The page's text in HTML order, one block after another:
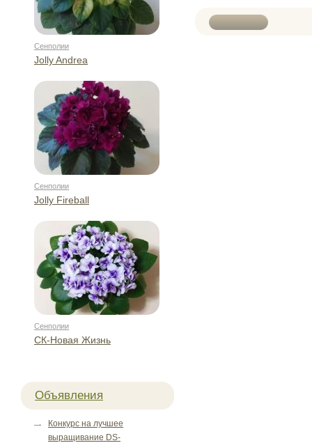
Сенполии
Jolly Andrea
Сенполии
Jolly Fireball
Сенполии
СК-Новая Жизнь
Объявления
Конкурс на лучшее
выращивание DS-